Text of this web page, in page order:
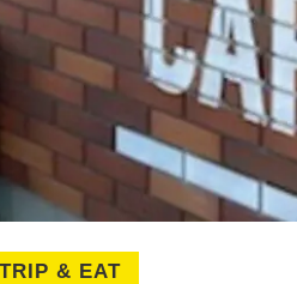
TRIP & EAT